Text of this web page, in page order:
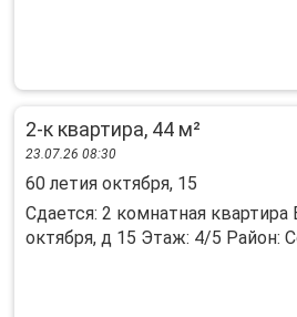
2-к квартира, 44 м²
23.07.26 08:30
60 летия октября, 15
Сдается: 2 комнатная квартира
октября, д 15 Этаж: 4/5 Район: